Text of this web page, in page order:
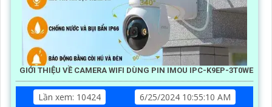
GIỚI THIỆU VỀ CAMERA WIFI DÙNG PIN IMOU IPC-K9EP-3T0WE
Lần xem: 10424
6/25/2024 10:55:10 AM